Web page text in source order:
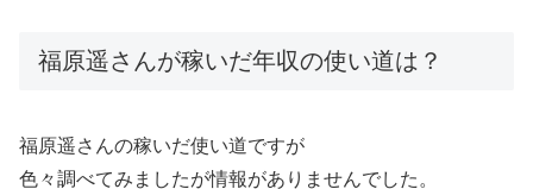
福原遥さんが稼いだ年収の使い道は？
福原遥さんの稼いだ使い道ですが
色々調べてみましたが情報がありませんでした。